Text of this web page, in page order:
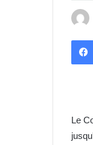
Le